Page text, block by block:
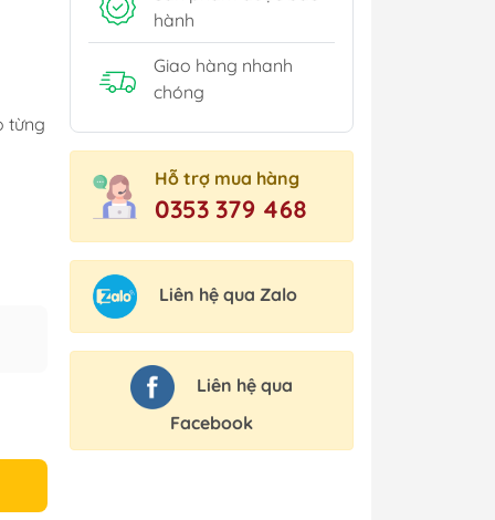
từng
hành
Giao hàng nhanh
chóng
Hỗ trợ mua hàng
0353 379 468
Liên hệ qua Zalo
Liên hệ qua
Facebook